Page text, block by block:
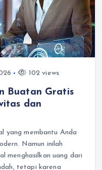
102 views
Buatan Gratis
dan
yang membantu Anda
Namun inilah
menghasilkan uang dari
tetapi karena